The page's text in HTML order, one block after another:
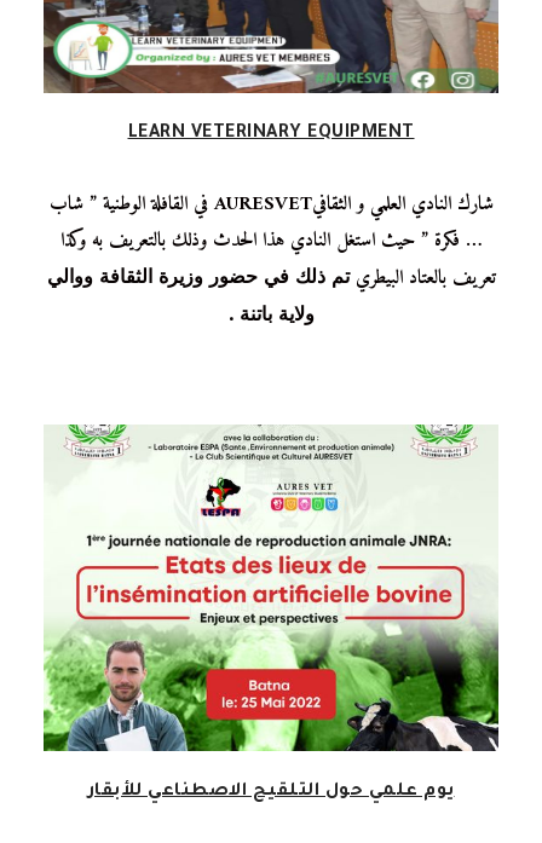
LEARN VETERINARY EQUIPMENT
شارك النادي العلمي و الثقافيAURESVET في القافلة الوطنية ” شاب
… فكرة ” حيث استغل النادي هذا الحدث وذلك بالتعريف به وكذا
تعريف بالعتاد البيطريتم ذلك في حضور وزيرة الثقافة ووالي
ولاية باتنة .
يوم علمي حول التلقيح الاصطناعي للأبقار